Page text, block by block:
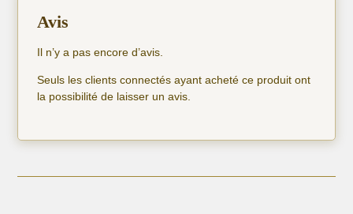
Avis
Il n’y a pas encore d’avis.
Seuls les clients connectés ayant acheté ce produit ont
la possibilité de laisser un avis.